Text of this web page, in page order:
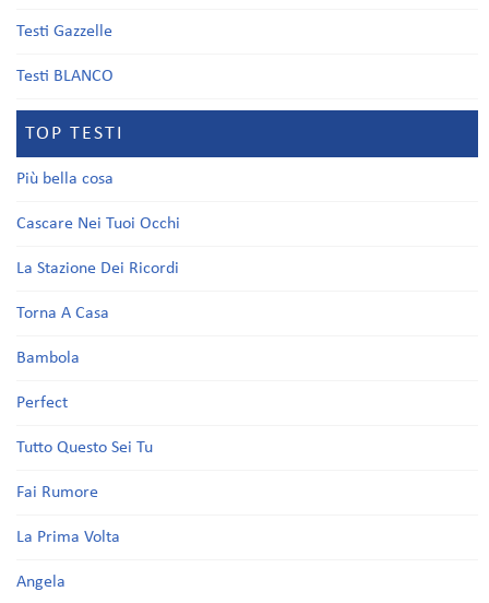
Testi Gazzelle
Testi BLANCO
TOP TESTI
Più bella cosa
Cascare Nei Tuoi Occhi
La Stazione Dei Ricordi
Torna A Casa
Bambola
Perfect
Tutto Questo Sei Tu
Fai Rumore
La Prima Volta
Angela